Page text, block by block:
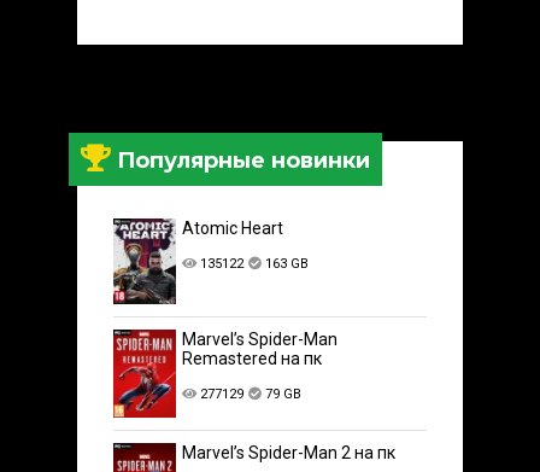
Популярные новинки
Atomic Heart
135122 163 GB
Marvel’s Spider-Man
Remastered на пк
277129 79 GB
Marvel’s Spider-Man 2 на пк